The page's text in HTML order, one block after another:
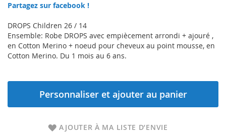
Partagez sur facebook !
DROPS Children 26 / 14
Ensemble: Robe DROPS avec empiècement arrondi + ajouré ,
en Cotton Merino + noeud pour cheveux au point mousse, en
Cotton Merino. Du 1 mois au 6 ans.
Personnaliser et ajouter au panier
AJOUTER À MA LISTE D’ENVIE
gallery